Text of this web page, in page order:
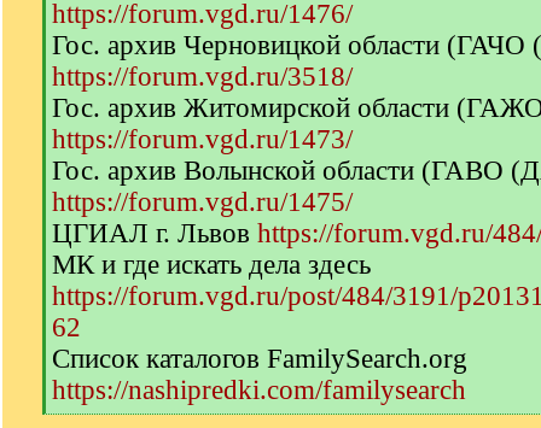
https://forum.vgd.ru/1476/
Гос. архив Черновицкой области
https://forum.vgd.ru/3518/
Гос. архив Житомирской области
https://forum.vgd.ru/1473/
Гос. архив Волынской области (ГАВО
https://forum.vgd.ru/1475/
ЦГИАЛ г. Львов https://forum.vgd.ru/
МК и где искать дела здесь
https://forum.vgd.ru/post/484/3191/
62
Список каталогов FamilySearch.org
https://nashipredki.com/familysearch
[